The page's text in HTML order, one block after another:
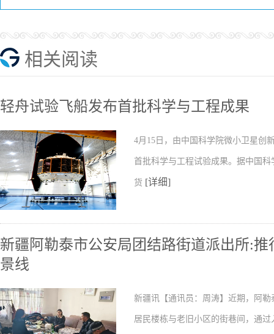
相关阅读
轻舟试验飞船发布首批科学与工程成果
4月15日，由中国科学院微小卫星创
首批科学与工程试验成果。据中国
货 [详细]
新疆阿勒泰市公安局团结路街道派出所:推
景线
新疆讯【通讯员：周涛】近期，阿
居民楼栋与老旧小区的街巷间，通